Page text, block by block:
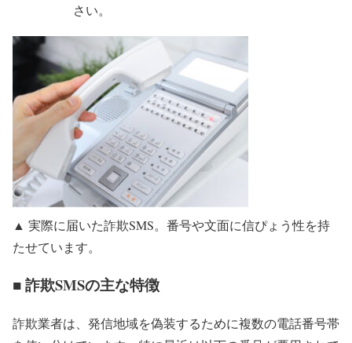
さい。
▲ 実際に届いた詐欺SMS。番号や文面に信ぴょう性を持
たせています。
■ 詐欺SMSの主な特徴
詐欺業者は、発信地域を偽装するために複数の電話番号帯